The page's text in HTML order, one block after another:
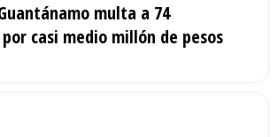
multa a 74
casi medio millón de pesos